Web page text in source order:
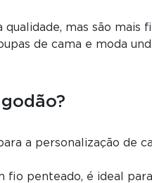
qualidade, mas são mais
de cama e moda
a personalização de
penteado, é ideal